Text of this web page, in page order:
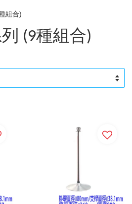
組合)
(9種組合)